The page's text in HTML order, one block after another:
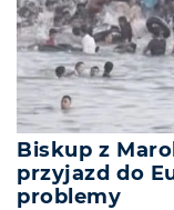
Biskup z
przyjazd do
problemy